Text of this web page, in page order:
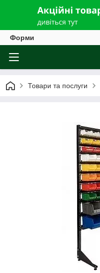
Форми
Товари та послуги